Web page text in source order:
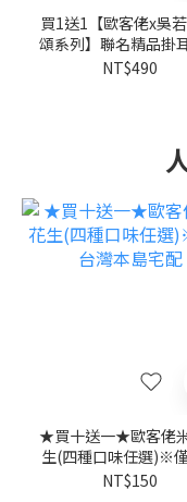
買1送1【歐客佬x吳
頌系列】聯名精品掛
禮盒(7入/盒)
NT$490
★買十送一★歐客佬
生(四種口味任選)※
灣本島宅配
NT$150